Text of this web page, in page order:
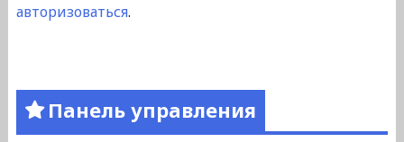
авторизоваться.
Панель управления